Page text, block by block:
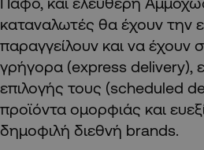
καταναλωτές θα έχουν την
παραγγείλουν και να έχουν
γρήγορα (express delivery),
επιλογής τους (scheduled
προϊόντα ομορφιάς και
δημοφιλή διεθνή brands.